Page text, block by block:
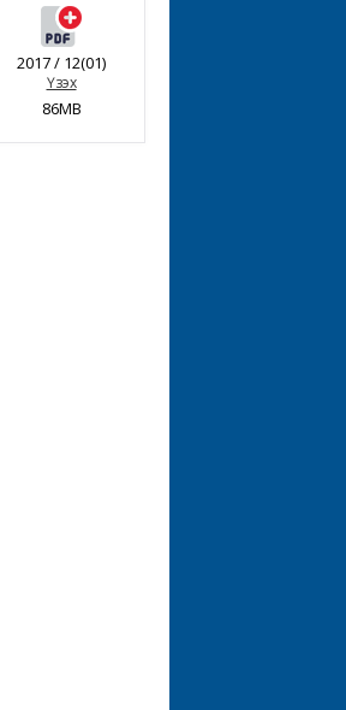
2017 / 12(01)
Үзэх
86MB